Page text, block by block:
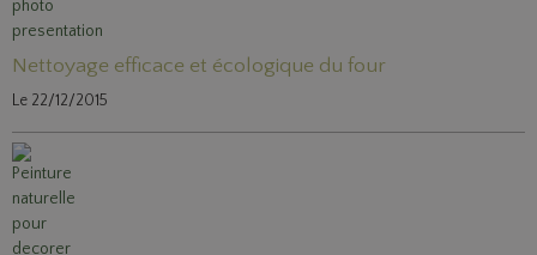
Nettoyage efficace et écologique du four
Le 22/12/2015